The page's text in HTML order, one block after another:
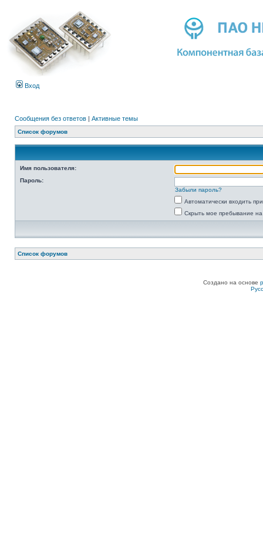
Вход
Сообщения без ответов | Активные темы
Список форумов
Имя пользователя:
Пароль:
Забыли пароль?
Автоматически входить
Скрыть мое пребывание
Список форумов
Создано на основе